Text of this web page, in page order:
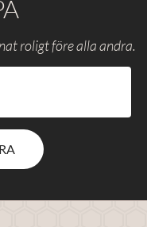
roligt före alla andra.